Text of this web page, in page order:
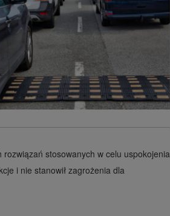
stosowanych w celu uspokojenia
i nie stanowił zagrożenia dla